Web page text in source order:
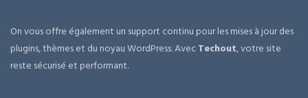
On vous offre également un support continu pour les mises à jour des
plugins, thèmes et du noyau WordPress. AvecTechout, votre site
reste sécurisé et performant.